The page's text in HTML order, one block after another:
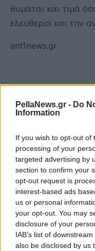
PellaNews.gr - Do
Information
If you wish to opt-out of
processing of your
targeted advertising by
section to confirm your
opt-out request is
interest-based ads
us or personal
your opt-out. You may
disclosure of your
IAB’s list of
also be disclosed by us
θυμάται και τιμά
ελευθερία και την
ant1news.gr